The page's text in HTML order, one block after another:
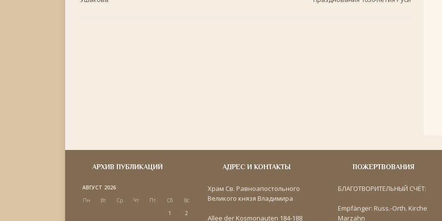
АРХИВ ПУБЛИКАЦИЙ
АВГУСТ 2026
Пн
Вт Ср Чт Пт Сб
Вс
1
2
АДРЕС И КОНТАКТЫ
Храм Св. Равноапостольного
Великого князя Владимира
Allee der Kosmonauten 184-188
ПОЖЕРТВОВАНИЯ
БЛАГОТВОРИТЕЛЬНЫЙ СЧЁТ:
Empfänger: Russ.-Orth. Kirche
Marzahn